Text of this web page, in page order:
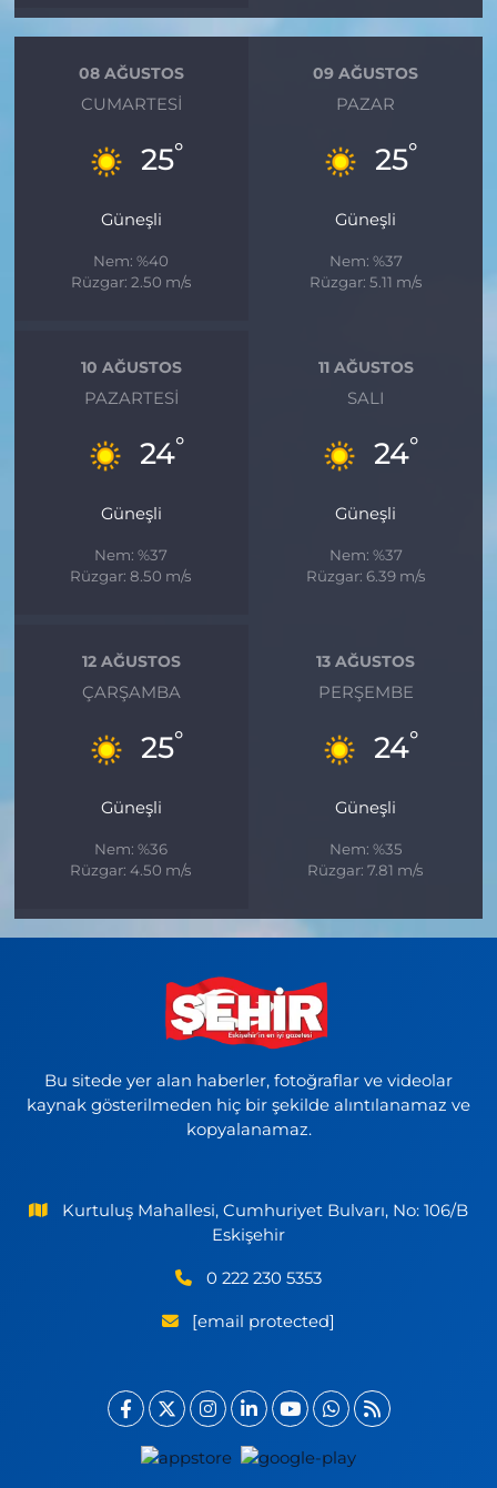
08 AĞUSTOS
CUMARTESI
25°
Güneşli
Nem: %40
Rüzgar: 2.50 m/s
09 AĞUSTOS
PAZAR
25°
Güneşli
Nem: %37
Rüzgar: 5.11 m/s
10 AĞUSTOS
PAZARTESI
24°
Güneşli
Nem: %37
Rüzgar: 8.50 m/s
11 AĞUSTOS
SALI
24°
Güneşli
Nem: %37
Rüzgar: 6.39 m/s
12 AĞUSTOS
ÇARŞAMBA
25°
Güneşli
Nem: %36
Rüzgar: 4.50 m/s
13 AĞUSTOS
PERŞEMBE
24°
Güneşli
Nem: %35
Rüzgar: 7.81 m/s
Bu sitede yer alan haberler, fotoğraflar ve videolar
kaynak gösterilmeden hiç bir şekilde alıntılanamaz ve
kopyalanamaz.
Kurtuluş Mahallesi, Cumhuriyet Bulvarı, No: 106/B
Eskişehir
0 222 230 5353
[email protected]